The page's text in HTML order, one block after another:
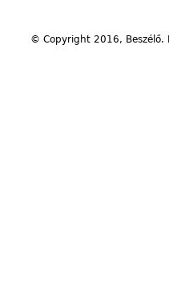
© Copyright 2016,